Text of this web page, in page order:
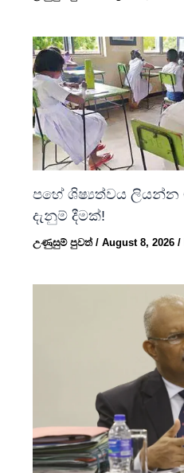
පහේ ශිෂ්‍යත්වය
දැනුම් දීමක්!
උණුසුම් පුවත්/August 8, 2026/